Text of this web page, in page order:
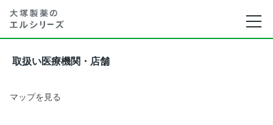
取扱い医療機関・店舗
マップを見る